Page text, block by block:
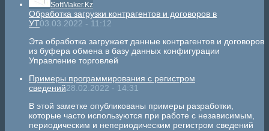
SoftMaker.Kz
Обработка загрузки контрагентов и договоров в
УТ03.03.2022 - 11:12
Эта обработка загружает данные контрагентов и договоров
из буфера обмена в базу данных конфигурации
Управление торговлей
Примеры программирования с регистром
сведений28.02.2022 - 14:31
В этой заметке опубликованы примеры разработки,
которые часто используются при работе с независимым,
периодическим и непериодическим регистром сведений